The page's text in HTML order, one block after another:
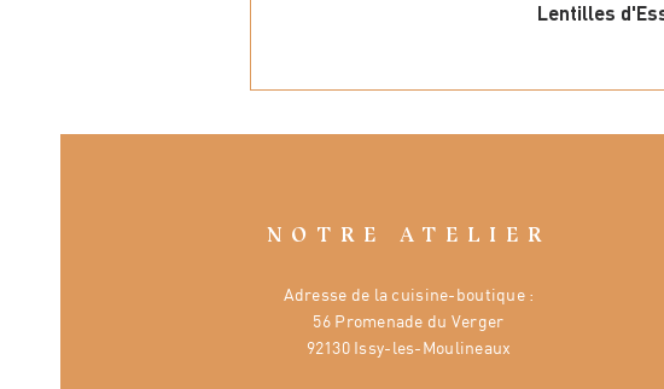
Lentilles
NOTRE ATELIER
Adresse de la cuisine-boutique :
56 Promenade du Verger
92130 Issy-les-Moulineaux